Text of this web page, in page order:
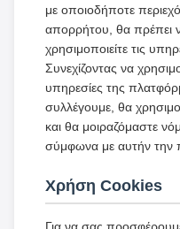
με οποιοδήποτε
απορρήτου, θα πρέπει
χρησιμοποιείτε τις
Συνεχίζοντας να
υπηρεσίες της
συλλέγουμε, θα
και θα μοιραζόμαστε
σύμφωνα με αυτήν την
Χρήση Cookies